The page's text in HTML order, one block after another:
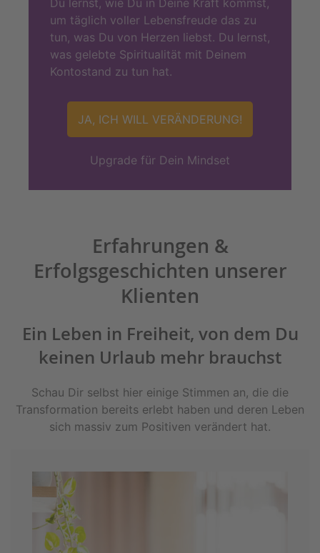
Du lernst, wie Du in Deine Kraft kommst,
um täglich voller Lebensfreude das zu
tun, was Du von Herzen liebst. Du lernst,
was gelebte Spiritualität mit Deinem
Kontostand zu tun hat.
JA, ICH WILL VERÄNDERUNG!
Upgrade für Dein Mindset
Erfahrungen &
Erfolgsgeschichten unserer
Klienten
Ein Leben in Freiheit, von dem Du
keinen Urlaub mehr brauchst
Schau Dir selbst hier einige Stimmen an, die die
Transformation bereits erlebt haben und deren Leben
sich massiv zum Positiven verändert hat.